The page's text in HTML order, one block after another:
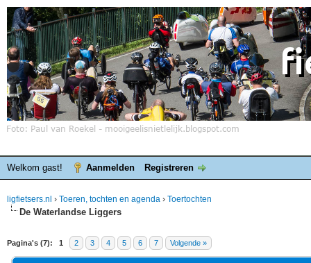
Welkom gast! Aanmelden Registreren
ligfietsers.nl › Toeren, tochten en agenda › Toertochten
De Waterlandse Liggers
Pagina's (7): 1 2 3 4 5 6 7 Volgende »
waardering is 0